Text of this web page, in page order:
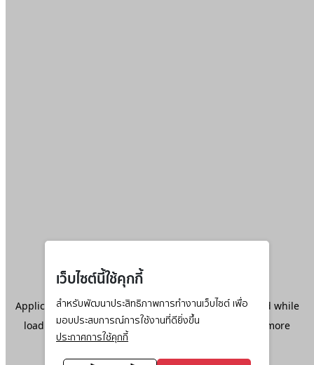
เว็บไซต์นี้ใช้คุกกี้
สำหรับพัฒนาประสิทธิภาพการทำงานเว็บไซต์ เพื่อ
มอบประสบการณ์การใช้งานที่ดียิ่งขึ้น
ประกาศการใช้คุกกี้
Application error: aclient-side exception has occurred while
loadingwww.ktc.co.th(see the browser console
for more
information).